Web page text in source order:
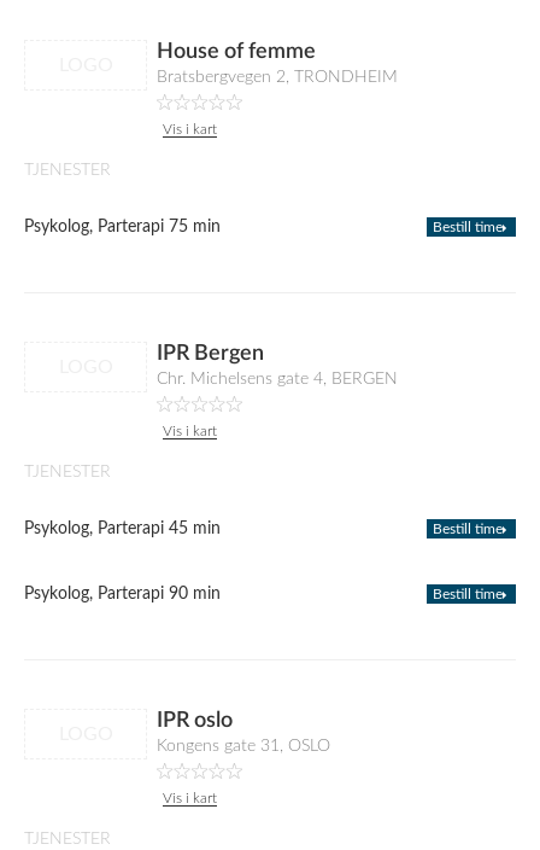
House of femme
Bratsbergvegen 2, TRONDHEIM
Vis i kart
TJENESTER
Psykolog, Parterapi 75 min Bestill time
IPR Bergen
Chr. Michelsens gate 4, BERGEN
Vis i kart
TJENESTER
Psykolog, Parterapi 45 min Bestill time
Psykolog, Parterapi 90 min Bestill time
IPR oslo
Kongens gate 31, OSLO
Vis i kart
TJENESTER